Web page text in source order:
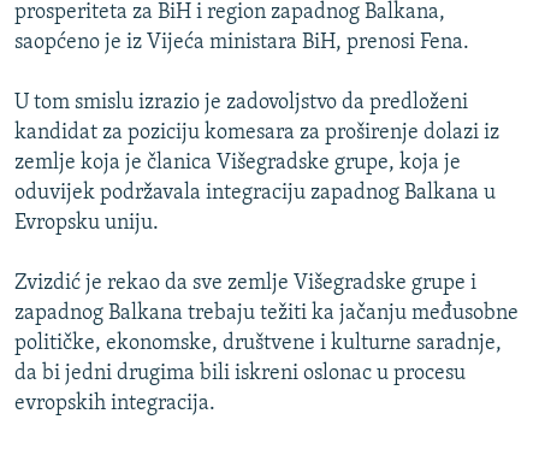
prosperiteta za BiH i region zapadnog Balkana,
saopćeno je iz Vijeća ministara BiH, prenosi Fena.
U tom smislu izrazio je zadovoljstvo da predloženi
kandidat za poziciju komesara za proširenje dolazi iz
zemlje koja je članica Višegradske grupe, koja je
oduvijek podržavala integraciju zapadnog Balkana u
Evropsku uniju.
Zvizdić je rekao da sve zemlje Višegradske grupe i
zapadnog Balkana trebaju težiti ka jačanju međusobne
političke, ekonomske, društvene i kulturne saradnje,
da bi jedni drugima bili iskreni oslonac u procesu
evropskih integracija.